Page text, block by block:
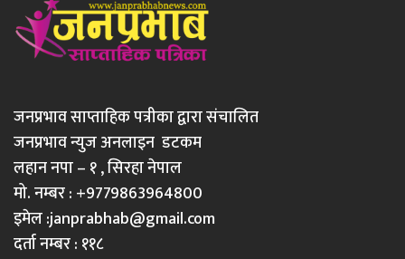
जनप्रभाव साप्ताहिक पत्रीका द्वारा संचालित
जनप्रभाव न्युज अनलाइन डटकम
लहान नपा – १ , सिरहा नेपाल
मो. नम्बर : +9779863964800
इमेल :janprabhab@gmail.com
दर्ता नम्बर : ११८